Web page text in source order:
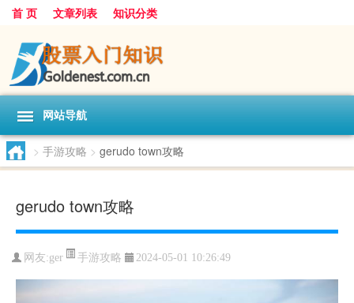
首 页 文章列表 知识分类
网站导航
> 手游攻略 > gerudo town攻略
gerudo town攻略
网友:ger 手游攻略 2024-05-01 10:26:49